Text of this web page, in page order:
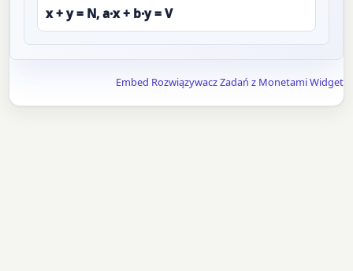
x + y = N, a·x + b·y = V
Embed Rozwiązywacz Zadań z Monetami Widget